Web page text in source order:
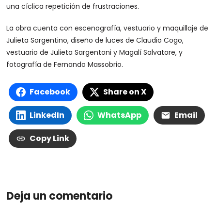
una cíclica repetición de frustraciones.
La obra cuenta con escenografía, vestuario y maquillaje de
Julieta Sargentino, diseño de luces de Claudio Cogo,
vestuario de Julieta Sargentoni y Magalí Salvatore, y
fotografía de Fernando Massobrio.
Facebook Share on X
LinkedIn WhatsApp Email
Copy Link
Deja un comentario